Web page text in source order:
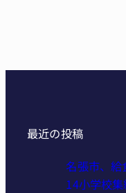
最近の投稿
名張市、
14小学校